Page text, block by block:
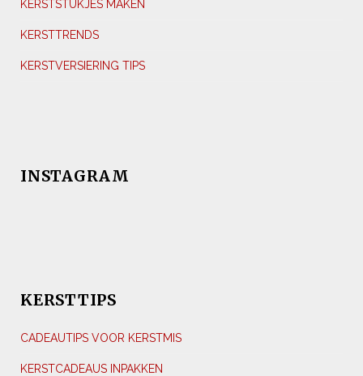
KERSTSTUKJES MAKEN
KERSTTRENDS
KERSTVERSIERING TIPS
INSTAGRAM
KERSTTIPS
CADEAUTIPS VOOR KERSTMIS
KERSTCADEAUS INPAKKEN